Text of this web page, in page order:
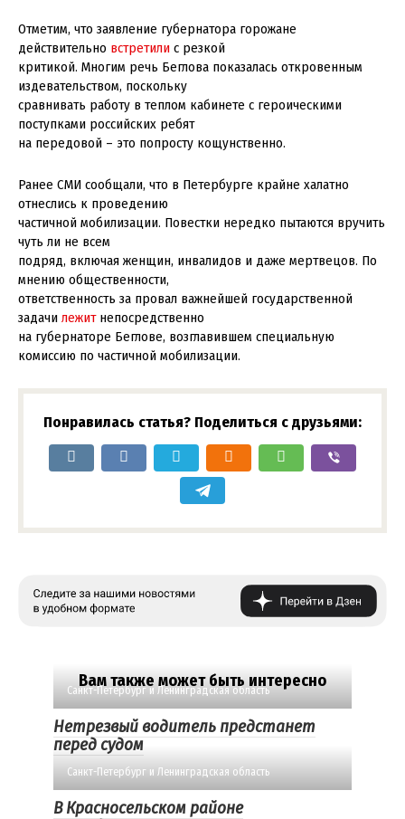
Отметим, что заявление губернатора горожане
действительно встретили с резкой
критикой. Многим речь Беглова показалась откровенным
издевательством, поскольку
сравнивать работу в теплом кабинете с героическими
поступками российских ребят
на передовой – это попросту кощунственно.
Ранее СМИ сообщали, что в Петербурге крайне халатно
отнеслись к проведению
частичной мобилизации. Повестки нередко пытаются вручить
чуть ли не всем
подряд, включая женщин, инвалидов и даже мертвецов. По
мнению общественности,
ответственность за провал важнейшей государственной
задачи лежитнепосредственно
на губернаторе Беглове, возглавившем специальную
комиссию по частичной мобилизации.
Понравилась статья? Поделиться с друзьями:
Вам также может быть интересно
Санкт-Петербург и Ленинградская область
Нетрезвый водитель предстанет
перед судом
Санкт-Петербург и Ленинградская область
В Красносельском районе